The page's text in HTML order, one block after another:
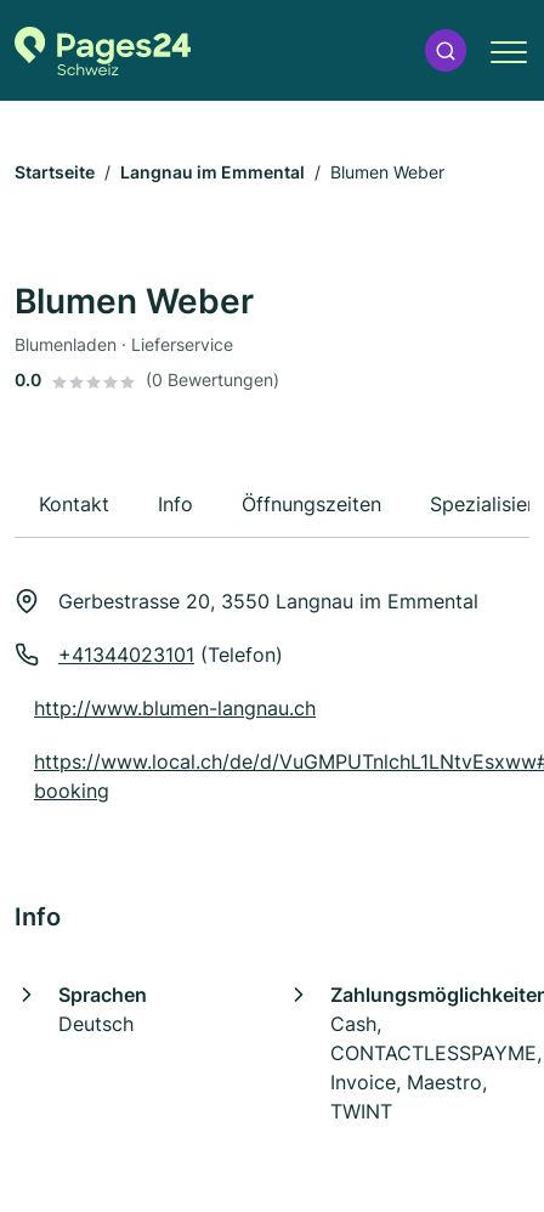
Startseite Langnau im Emmental Blumen Weber
Blumen Weber
Blumenladen · Lieferservice
0.0
(0 Bewertungen)
Kontakt Info Öffnungszeiten
Gerbestrasse 20, 3550 Langnau im Emmental
+41344023101 (Telefon)
http://www.blumen-langnau.ch
https://www.local.ch/de/d/
booking
Info
Sprachen
Deutsch
Cash,
CONTACTLESSPAYME,
Invoice, Maestro,
TWINT